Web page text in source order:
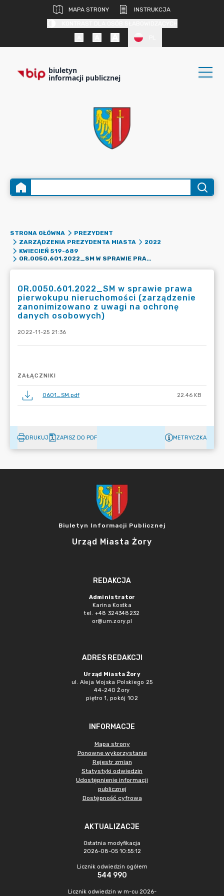
MAPA STRONY
INSTRUKCJA
biuletyn
informacji publicznej
STRONA GŁÓWNA
PREZYDENT
ZARZĄDZENIA PREZYDENTA MIASTA
2022
KWIECIEŃ 519-689
OR.0050.601.2022_SM W SPRAWIE PRAWA PIERWOKUPU NIERUCHOMOŚCI (ZARZĄDZENIE ZANONIMIZOWANO Z UWAGI NA OCHRONĘ DANYCH OSOBOWYCH)
OR.0050.601.2022_SM w sprawie prawa
pierwokupu nieruchomości (zarządzenie
zanonimizowano z uwagi na ochronę
danych osobowych)
2022-11-25 21:36
ZAŁĄCZNIKI
0601_SM.pdf 22.46 KB
DRUKUJ ZAPISZ DO PDF METRYCZKA
Biuletyn Informacji Publicznej
Urząd Miasta Żory
REDAKCJA
Administrator
Karina Kostka
tel. +48 324348232
or@um.zory.pl
ADRES REDAKCJI
Urząd Miasta Żory
ul. Aleja Wojska Polskiego 25
44-240 Żory
piętro 1, pokój 102
INFORMACJE
Mapa strony
Ponowne wykorzystanie
Rejestr zmian
Statystyki odwiedzin
Udostępnienie informacji
publicznej
Dostępność cyfrowa
AKTUALIZACJE
Ostatnia modyfikacja
2026-08-05 10:55:12
Licznik odwiedzin ogółem
544 990
Licznik odwiedzin w m-cu 2026-